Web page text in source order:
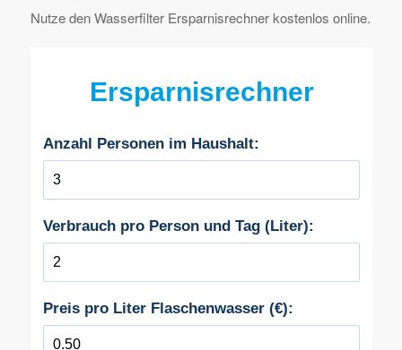
Nutze den Wasserfilter Ersparnisrechner kostenlos online.